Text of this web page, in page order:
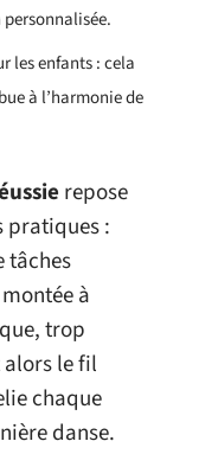
les enfants : cela
à l’harmonie de
repose
pratiques :
tâches
à
trop
le fil
chaque
danse.